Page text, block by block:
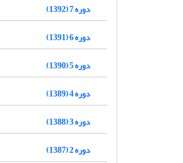
دوره 7 (1392)
دوره 6 (1391)
دوره 5 (1390)
دوره 4 (1389)
دوره 3 (1388)
دوره 2 (1387)